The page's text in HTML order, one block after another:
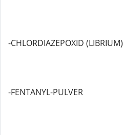
-CHLORDIAZEPOXID (LIBRIUM)
-FENTANYL-PULVER